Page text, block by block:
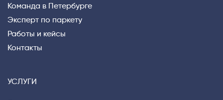
Команда в Петербурге
Эксперт по паркету
Работы и кейсы
Контакты
УСЛУГИ